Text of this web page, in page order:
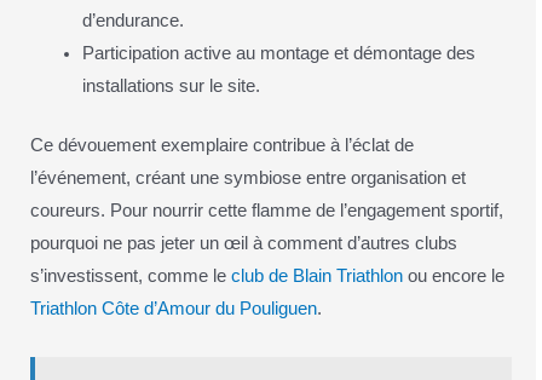
d’endurance.
Participation active au montage et démontage des
installations sur le site.
Ce dévouement exemplaire contribue à l’éclat de
l’événement, créant une symbiose entre organisation et
coureurs. Pour nourrir cette flamme de l’engagement sportif,
pourquoi ne pas jeter un œil à comment d’autres clubs
s’investissent, comme le club de Blain Triathlonou encore le
Triathlon Côte d’Amour du Pouliguen.